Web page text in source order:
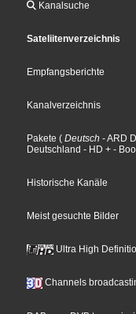
Kanalsuche
Sateliitenverzeichnis
Empfangsberichte
Kanalverzeichnis
Pakete ( Deutsch - ARD
Deutschland - HD + -
Historische Kanäle
Meist gesuchte Bilder
Ultra High
Channels